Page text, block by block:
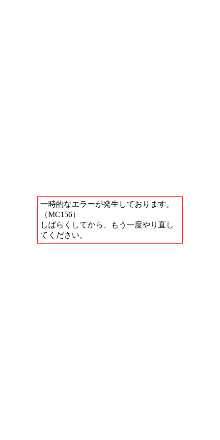
一時的なエラーが発生しております。
（MC156）
しばらくしてから、もう一度やり直し
てください。